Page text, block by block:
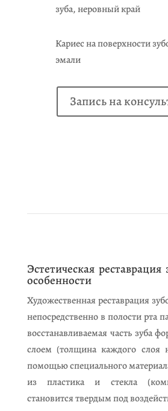
зуба, неровный край
Кариес на поверхности
эмали
Запись на
Эстетическая
особенности
Художественная реставрация
непосредственно в полости рта
восстанавливаемая часть зуба
слоем (толщина каждого
помощью специального
из пластика и стекла
становится твердым под